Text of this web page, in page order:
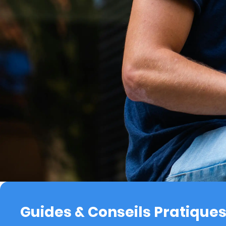
Guides & Conseils Pratiques